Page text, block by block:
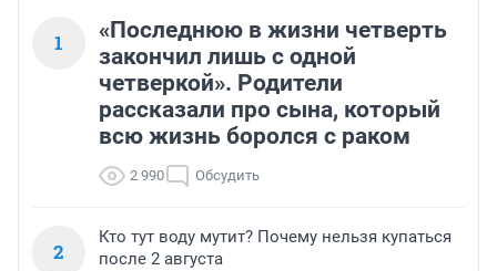
1
«Последнюю в жизни четверть
закончил лишь с одной
четверкой». Родители
рассказали про сына, который
всю жизнь боролся с раком
2 990 Обсудить
2
Кто тут воду мутит? Почему нельзя купаться
после 2 августа